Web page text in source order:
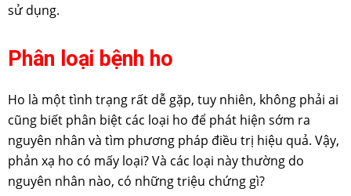
sử dụng.
Phân loại bệnh ho
Ho là một tình trạng rất dễ gặp, tuy nhiên, không phải ai
cũng biết phân biệt các loại ho để phát hiện sớm ra
nguyên nhân và tìm phương pháp điều trị hiệu quả. Vậy,
phản xạ ho có mấy loại? Và các loại này thường do
nguyên nhân nào, có những triệu chứng gì?